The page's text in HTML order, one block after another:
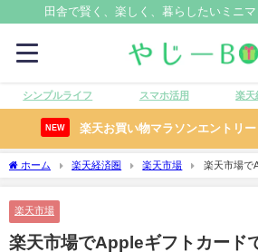
田舎で賢く、楽しく、暮らしたいミニ
シンプルライフ スマホ活用 楽天
NEW 楽天お買い物マラソンエントリ
ホーム 楽天経済圏 楽天市場
楽天市場で
楽天市場
楽天市場でAppleギフトカード